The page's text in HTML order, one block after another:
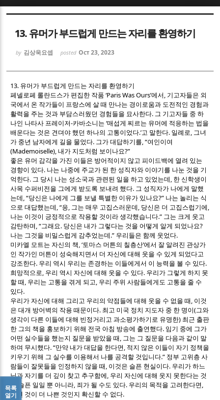
13. 유머가 부드럽게 만드는 자리를 환영하기
by 김상욱요셉 posted Oct 23, 2023
13. 유머가 부드럽게 만드는 자리를 환영하기
페넬로페 롤란드스가 편집한 작품‘Paris Was Ours’에서 , 기고자들은 외
국에서 온 작가들이 프랑스에 살 때 만나는 경이로움과 도전적인 경험과
활력을 주는 것과 부담스러웠던 경험들을 묘사한다. 그 기고자들 중 하
나인 나타사 프레이저-카바소니는‘매섭게 찌르는 유머에 적응하는 법을
배운다는 것은 견뎌야 했던 하나의 고통이었다.’고 말한다. 일례로 , 그녀
가 중년 남자에게 길을 물었다. 그가 대답하기를, “여인이여
(Mademoiselle),내가 지도처럼 보이나요?”
좋은 유머 감각을 가진 이들은 방어적이지 않고 피이드백에 열려 있는
경향이 있다. 나는 나중에 주교가 된 한 성직자와 이야기를 나눈 것을 기
억한다. 그 당시 나는 성소국과 관련된 일을 하고 있었는데 , 한 신학생이
사목 수퍼비전을 그에게 받도록 보내려 했다. 그 성직자가 나에게 말했
는데 , “당신은 나에게 그를 보낼 특별한 이유가 있나요?” 나는 놀리는 식
으로 대답했는데 , “응, 그는 매우 고집스러운데 , 당신은 더 고집스럽기에 ,
나는 이것이 긍정적으로 작용할 것이라 생각했습니다.” 그는 크게 웃고
감탄하며 , “그래요 . 당신은 내가 그렇다는 것을 어떻게 알게 되었나요?
나는 그것을 비밀스럽게 감추었는데 .” 우리들은 함께 웃었다.
미카엘 모트는 자신의 책 , ‘토마스 머튼의 칠층산’에서 잘 알려진 관상가
인 작가인 머튼이 성숙해지면서 더 자신에 대해 웃을 수 있게 되었다고
강조한다. 우리 역시 우리는 존경하는 이들에게서 이 능력을 볼 수 있다.
희망적으로 , 우리 역시 자신에 대해 웃을 수 있다. 우리가 그렇게 하지 못
할 때 , 우리는 고통을 겪게 되고 , 우리 주위 사람들에게도 고통을 줄 수
있다.
우리가 자신에 대해 그리고 우리의 약점들에 대해 웃을 수 없을 때 , 이것
은 대개 방어벽의 작용 때문이다. 최고 미국 정치 지도자 중 한 명이(그와
생각이 다른 이들에 대해 빈정거리고 과소평가하기로 유명한) 최근 출판
한 그의 책을 홍보하기 위해 전국 아침 방송에 출연했다. 임기 중에 그가
어떤 실수들을 했는지 질문을 받았을 때 , 그는 그 질문을 다음과 같이 말
하며 무시했다. “만약 내가 대답을 한다면 , 적지 않은 이들이 자기 정책을
키우기 위해 그 실수를 이용해서 나를 공격할 것입니다.” 정부 고위층 사
람들이 잘못들을 인정하지 않을 때 , 이것은 슬픈 현실이다. 우리가 하느
님과 자기를 더 깊이 찾고 추구함에 , 우리 자신에 대해 웃지 못한다는 것
은 슬픈 일일 뿐 아니라, 죄가 될 수도 있다. 우리의 목적을 고려한다면 ,
어떤 것이 더 나쁜 것인지 확신할 수 없다.
목록
열기
Sketchbook5, 스케치북5
Sketchbook5, 스케치북5
Sketchbook5, 스케치북5
Sketchbook5, 스케치북5